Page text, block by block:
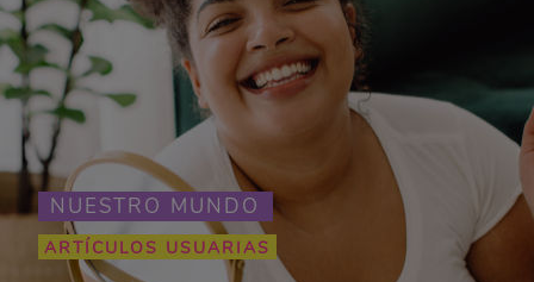
NUESTRO MUNDO
ARTÍCULOS USUARIAS